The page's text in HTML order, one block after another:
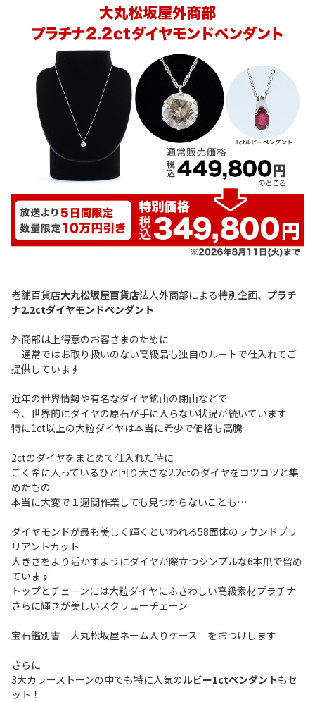
老舗百貨店大丸松坂屋百貨店法人外商部による特別企画、 プラチ
ナ2.2ctダイヤモンドペンダント
外商部は上得意のお客さまのために
通常ではお取り扱いのない高級品も独自のルートで仕入れてご
提供しています
近年の世界情勢や有名なダイヤ鉱山の閉山などで
今、世界的にダイヤの原石が手に入らない状況が続いています
特に1ct以上の大粒ダイヤは本当に希少で価格も高騰
2ctのダイヤをまとめて仕入れた時に
ごく希に入っているひと回り大きな2.2ctのダイヤをコツコツと集
めたもの
本当に大変で１週間作業しても見つからないことも…
ダイヤモンドが最も美しく輝くといわれる58面体のラウンドブリ
リアントカット
大きさをより活かすようにダイヤが際立つシンプルな6本爪で留め
ています
トップとチェーンには大粒ダイヤにふさわしい高級素材プラチナ
さらに輝きが美しいスクリューチェーン
宝石鑑別書 大丸松坂屋ネーム入りケース をおつけします
さらに
3大カラーストーンの中でも特に人気のルビー1ctペンダントもセ
ット！